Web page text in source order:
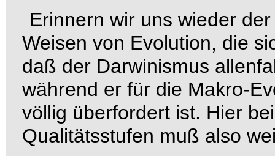
Erinnern wir uns wieder
Weisen von Evolution, die
daß der Darwinismus
während er für die Makro-
völlig überfordert ist. Hier
Qualitätsstufen muß also